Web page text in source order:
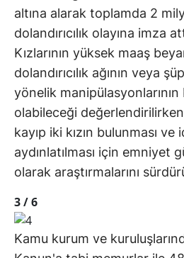
altına alarak toplamda 2
dolandırıcılık olayına imza
Kızlarının yüksek maaş
dolandırıcılık ağının veya
yönelik manipülasyonlarının
olabileceği
kayıp iki kızın bulunması ve
aydınlatılması için emniyet
olarak araştırmalarını
3 /6
Kamu kurum ve